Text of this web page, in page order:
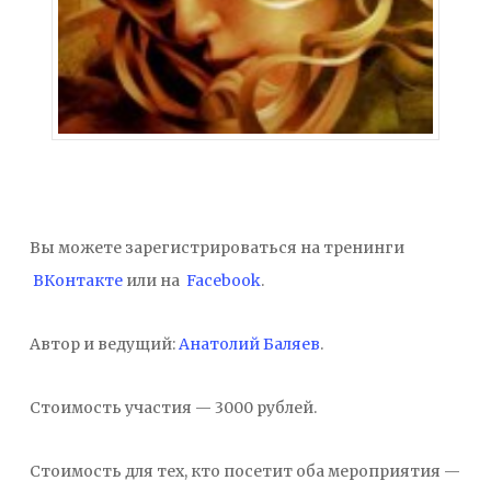
Вы можете зарегистрироваться на тренинги
ВКонтактеили на Facebook.
Автор и ведущий:Анатолий Баляев.
Стоимость участия — 3000 рублей.
Стоимость для тех, кто посетит оба мероприятия —